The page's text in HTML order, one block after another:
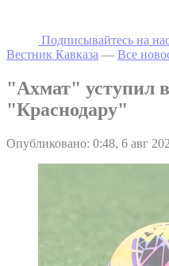
Подписывайтесь на
Вестник Кавказа — Все
"Ахмат" уступил
"Краснодару"
Опубликовано: 0:48, 6 авг